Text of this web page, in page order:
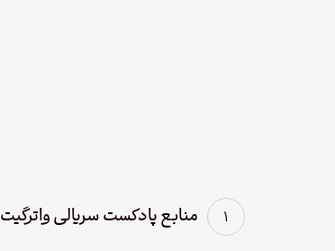
منابع پادکست سریالی واترگیت